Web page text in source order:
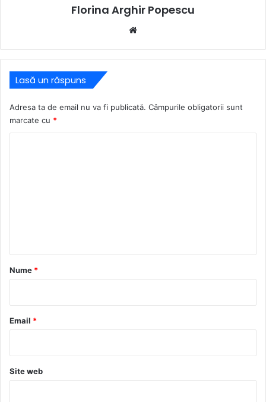
Florina Arghir Popescu
Lasă un răspuns
Adresa ta de email nu va fi publicată. Câmpurile obligatorii sunt
marcate cu *
r
*
Nume *
Email *
Site web